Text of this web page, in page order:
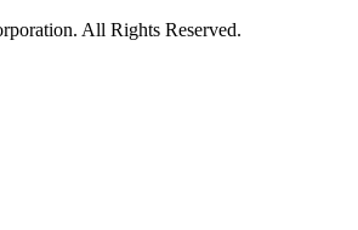
All Rights Reserved.